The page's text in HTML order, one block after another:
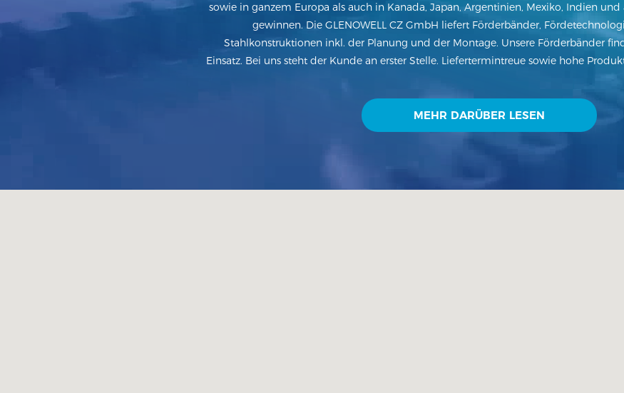
sowie in ganzem Europa als auch in Kanada, Japan, Argentinien, Mexiko, Indien
gewinnen. Die GLENOWELL CZ GmbH liefert Förderbänder,
Stahlkonstruktionen inkl. der Planung und der Montage. Unsere Förderbänder
Einsatz. Bei uns steht der Kunde an erster Stelle. Liefertermintreue sowie hohe
MEHR DARÜBER LESEN